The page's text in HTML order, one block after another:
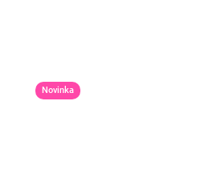
Novinka